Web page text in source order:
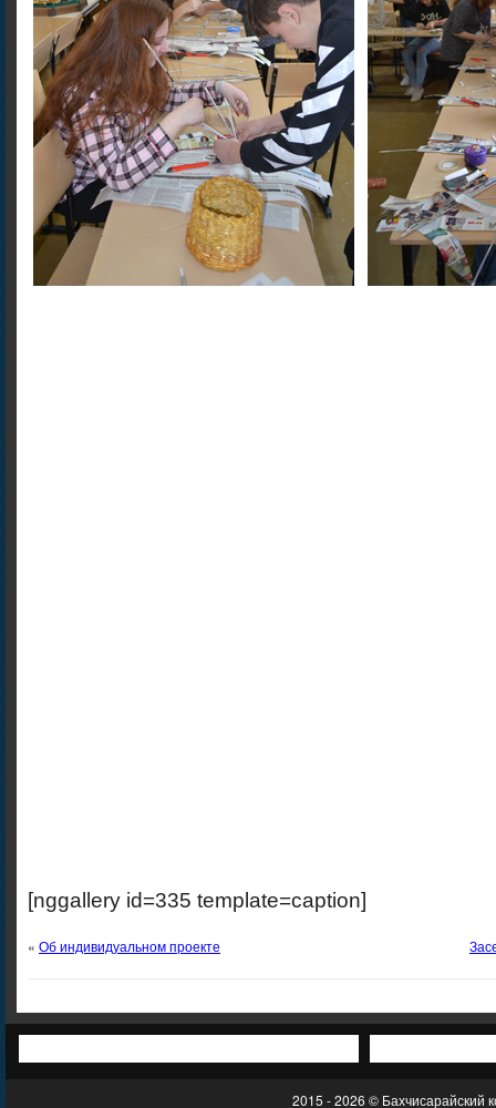
[nggallery id=335 template=caption]
« Об индивидуальном проекте
2015 - 2026 © Бахчисарайский